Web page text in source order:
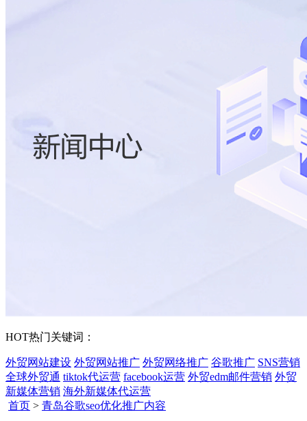
HOT热门关键词：
外贸网站建设 外贸网站推广 外贸网络推广 谷歌推广 SNS营销
全球外贸通 tiktok代运营 facebook运营 外贸edm邮件营销 外贸
新媒体营销 海外新媒体代运营
首页 > 青岛谷歌seo优化推广内容